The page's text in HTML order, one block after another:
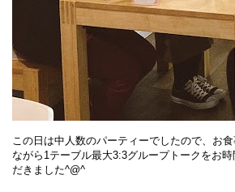
この日は中人数のパーティーでしたので、お
ながら 1テーブル最大3:3グループトーク をお
だきました^@^